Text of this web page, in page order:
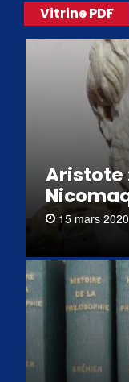
Vitrine PDF
Aristote
15 mars 2020